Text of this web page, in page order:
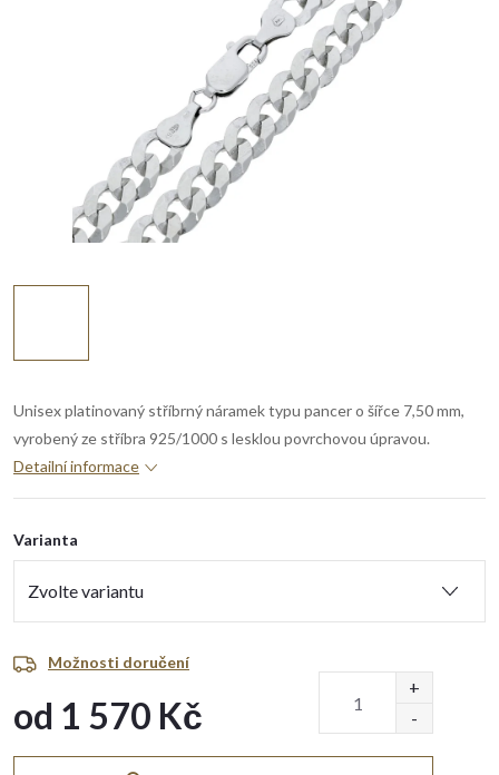
Unisex platinovaný stříbrný náramek typu pancer o šířce 7,50 mm,
vyrobený ze stříbra 925/1000 s lesklou povrchovou úpravou.
Detailní informace
Varianta
Možnosti doručení
od 1 570 Kč